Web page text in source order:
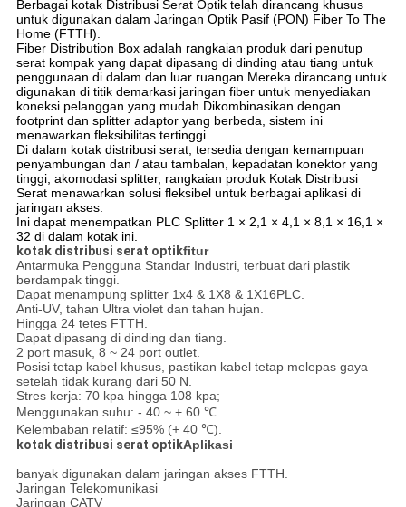
Berbagai kotak Distribusi Serat Optik telah dirancang khusus
untuk digunakan dalam Jaringan Optik Pasif (PON) Fiber To The
Home (FTTH).
Fiber Distribution Box adalah rangkaian produk dari penutup
serat kompak yang dapat dipasang di dinding atau tiang untuk
penggunaan di dalam dan luar ruangan.Mereka dirancang untuk
digunakan di titik demarkasi jaringan fiber untuk menyediakan
koneksi pelanggan yang mudah.Dikombinasikan dengan
footprint dan splitter adaptor yang berbeda, sistem ini
menawarkan fleksibilitas tertinggi.
Di dalam kotak distribusi serat, tersedia dengan kemampuan
penyambungan dan / atau tambalan, kepadatan konektor yang
tinggi, akomodasi splitter, rangkaian produk Kotak Distribusi
Serat menawarkan solusi fleksibel untuk berbagai aplikasi di
jaringan akses.
Ini dapat menempatkan PLC Splitter 1 × 2,1 × 4,1 × 8,1 × 16,1 ×
32 di dalam kotak ini.
kotak distribusi serat optikfitur
Antarmuka Pengguna Standar Industri, terbuat dari plastik
berdampak tinggi.
Dapat menampung splitter 1x4 & 1X8 & 1X16PLC.
Anti-UV, tahan Ultra violet dan tahan hujan.
Hingga 24 tetes FTTH.
Dapat dipasang di dinding dan tiang.
2 port masuk, 8 ~ 24 port outlet.
Posisi tetap kabel khusus, pastikan kabel tetap melepas gaya
setelah tidak kurang dari 50 N.
Stres kerja: 70 kpa hingga 108 kpa;
Menggunakan suhu: - 40 ~ + 60 ℃
Kelembaban relatif: ≤95% (+ 40 ℃).
kotak distribusi serat optikAplikasi
banyak digunakan dalam jaringan akses FTTH.
Jaringan Telekomunikasi
Jaringan CATV